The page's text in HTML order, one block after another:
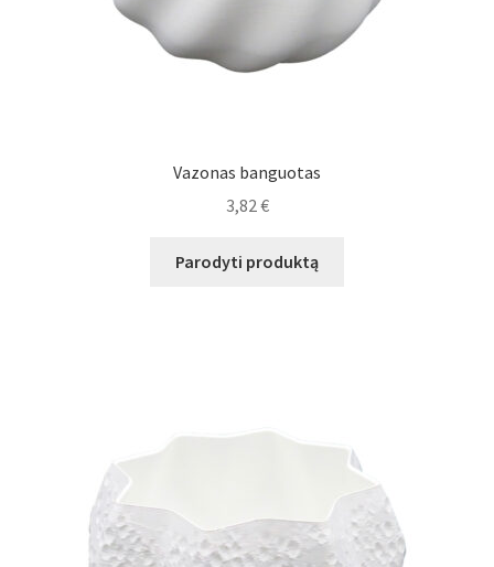
Vazonas banguotas
3,82€
Parodyti produktą